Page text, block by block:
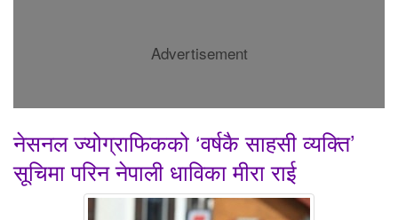
Advertisement
नेसनल ज्योग्राफिकको ‘वर्षकै साहसी व्यक्ति’
सूचिमा परिन नेपाली धाविका मीरा राई